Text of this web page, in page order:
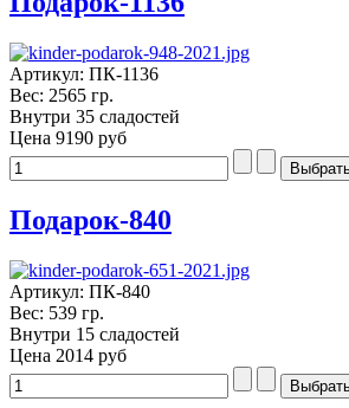
Артикул: ПК-1136
Вес: 2565 гр.
Внутри 35 сладостей
Цена 9190 руб
Подарок-840
Артикул: ПК-840
Вес: 539 гр.
Внутри 15 сладостей
Цена 2014 руб